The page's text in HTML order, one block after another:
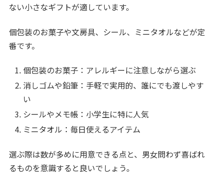
ない小さなギフトが適しています。
個包装のお菓子や文房具、シール、ミニタオルなどが定
番です。
個包装のお菓子：アレルギーに注意しながら選ぶ
消しゴムや鉛筆：手軽で実用的、誰にでも渡しやす
い
シールやメモ帳：小学生に特に人気
ミニタオル：毎日使えるアイテム
選ぶ際は数が多めに用意できる点と、男女問わず喜ばれ
るものを意識すると良いでしょう。